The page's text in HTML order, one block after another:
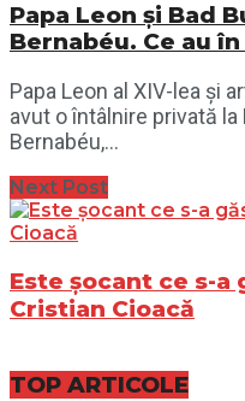
Papa Leon și Bad
Bernabéu. Ce au
Papa Leon al XIV-lea și
avut o întâlnire privată
Bernabéu,...
Next Post
Este șocant ce s-a
Cristian Cioacă
TOP ARTICOLE